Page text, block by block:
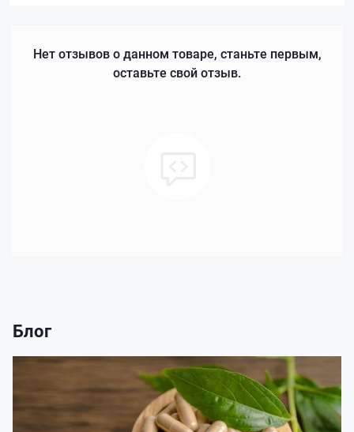
Нет отзывов о данном товаре, станьте первым,
оставьте свой отзыв.
Блог